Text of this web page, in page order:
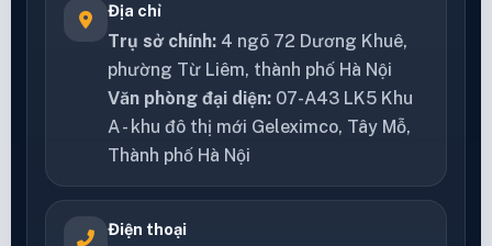
Địa chỉ
Trụ sở chính: 4 ngõ 72 Dương Khuê,
phường Từ Liêm, thành phố Hà Nội
Văn phòng đại diện: 07-A43 LK5 Khu
A - khu đô thị mới Geleximco, Tây Mỗ,
Thành phố Hà Nội
Điện thoại